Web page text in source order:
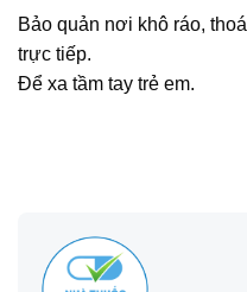
Bảo quản nơi khô ráo,
trực tiếp.
Để xa tầm tay trẻ em.